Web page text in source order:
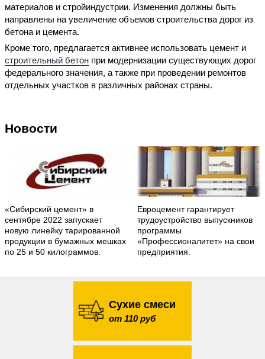
материалов и стройиндустрии. Изменения должны быть
направлены на увеличение объемов строительства дорог из
бетона и цемента.
Кроме того, предлагается активнее использовать цемент и
строительный бетон при модернизации существующих дорог
федерального значения, а также при проведении ремонтов
отдельных участков в различных районах страны.
Новости
«Сибирский цемент» в
сентябре 2022 запускает
новую линейку тарированной
продукции в бумажных мешках
по 25 и 50 килограммов.
Евроцемент гарантирует
трудоустройство выпускников
программы
«Профессионалитет» на свои
предприятия.
Сухие смеси
от 110 руб